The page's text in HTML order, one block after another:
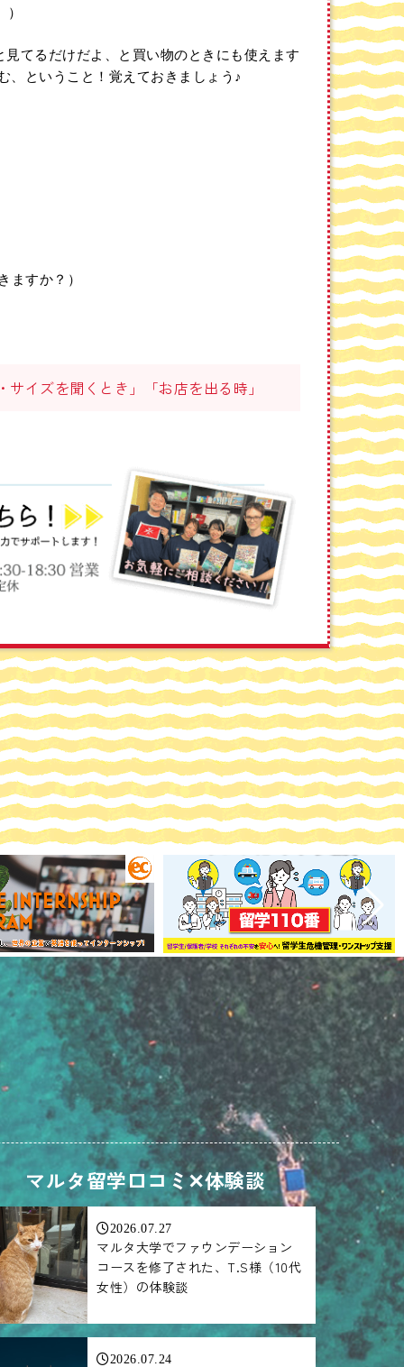
てるだけだよ、と買い物のときにも使えます
、ということ！覚えておきましょう♪
ますか？）
イズを聞くとき」「お店を出る時」
マルタ留学口コミ✕体験談
2026.07.27
マルタ大学でファウンデーション
コースを修了された、T.S様（10代
女性）の体験談
2026.07.24